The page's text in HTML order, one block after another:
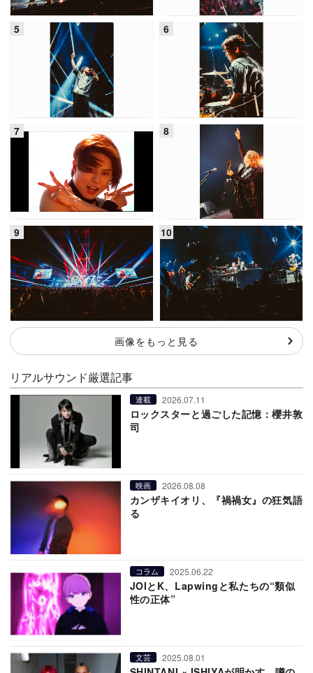
画像をもっと見る
リアルサウンド厳選記事
連載 2026.07.11
ロックスターと過ごした記憶：櫻井敦
司
映画 2026.08.08
カンザキイオリ、『禍禍女』の狂気語
る
コラム 2025.06.22
JOIとK、Lapwingと私たちの“類似
性の正体”
文芸 2025.08.01